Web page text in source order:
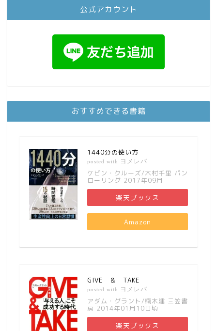
公式アカウント
おすすめできる書籍
1440分の使い方
posted with ヨメレバ
ケビン・クルーズ/木村千里 パン
ローリング 2017年09月
楽天ブックス
Amazon
GIVE ＆ TAKE
posted with ヨメレバ
アダム・グラント/楠木建 三笠書
房 2014年01月10日頃
楽天ブックス